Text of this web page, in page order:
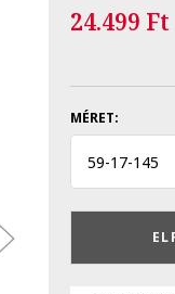
24.499 Ft
MÉRET:
59-17-145